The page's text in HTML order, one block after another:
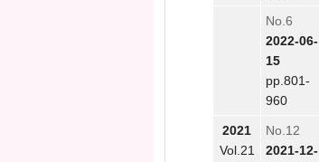
No.6
2022-06-
15
pp.801-
960
2021
Vol.21
No.12
2021-12-